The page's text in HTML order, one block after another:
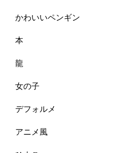
かわいいペンギン
本
龍
女の子
デフォルメ
アニメ風